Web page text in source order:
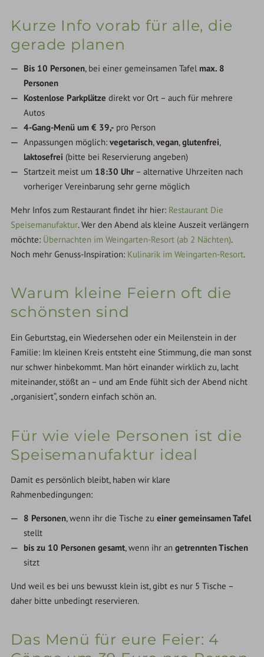
Kurze Info vorab für alle, die
gerade planen
Bis 10 Personen, bei einer gemeinsamen Tafel max. 8
Personen
Kostenlose Parkplätze direkt vor Ort – auch für mehrere
Autos
4-Gang-Menü um € 39,- pro Person
Anpassungen möglich:vegetarisch,vegan,glutenfrei,
laktosefrei (bitte bei Reservierung angeben)
Startzeit meist um 18:30 Uhr – alternative Uhrzeiten nach
vorheriger Vereinbarung sehr gerne möglich
Mehr Infos zum Restaurant findet ihr hier: Restaurant Die
Speisemanufaktur. Wer den Abend als kleine Auszeit verlängern
möchte: Übernachten im Weingarten-Resort (ab 2 Nächten).
Noch mehr Genuss-Inspiration: Kulinarik im Weingarten-Resort.
Warum kleine Feiern oft die
schönsten sind
Ein Geburtstag, ein Wiedersehen oder ein Meilenstein in der
Familie: Im kleinen Kreis entsteht eine Stimmung, die man sonst
nur schwer hinbekommt. Man hört einander wirklich zu, lacht
miteinander, stößt an – und am Ende fühlt sich der Abend nicht
„organisiert“, sondern einfach schön an.
Für wie viele Personen ist die
Speisemanufaktur ideal
Damit es persönlich bleibt, haben wir klare
Rahmenbedingungen:
8 Personen, wenn ihr die Tische zueiner gemeinsamen Tafel
stellt
bis zu 10 Personen gesamt, wenn ihr angetrennten Tischen
sitzt
Und weil es bei uns bewusst klein ist, gibt es nur 5 Tische –
daher bitte unbedingt reservieren.
Das Menü für eure Feier: 4